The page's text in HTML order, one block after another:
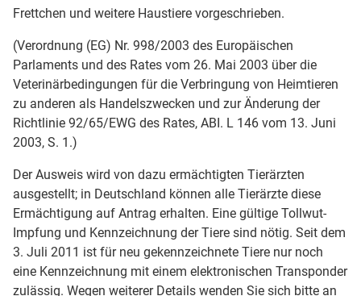
Frettchen und weitere Haustiere vorgeschrieben.
(Verordnung (EG) Nr. 998/2003 des Europäischen
Parlaments und des Rates vom 26. Mai 2003 über die
Veterinärbedingungen für die Verbringung von Heimtieren
zu anderen als Handelszwecken und zur Änderung der
Richtlinie 92/65/EWG des Rates, ABI. L 146 vom 13. Juni
2003, S. 1.)
Der Ausweis wird von dazu ermächtigten Tierärzten
ausgestellt; in Deutschland können alle Tierärzte diese
Ermächtigung auf Antrag erhalten. Eine gültige Tollwut-
Impfung und Kennzeichnung der Tiere sind nötig. Seit dem
3. Juli 2011 ist für neu gekennzeichnete Tiere nur noch
eine Kennzeichnung mit einem elektronischen Transponder
zulässig. Wegen weiterer Details wenden Sie sich bitte an